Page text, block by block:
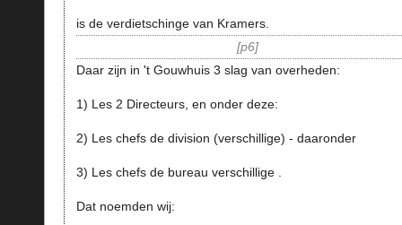
is de verdietschinge van Kramers.
p6
Daar zijn in 't Gouwhuis 3 slag van overheden:
1) Les 2 Directeurs, en onder deze:
2) Les chefs de division (verschillige) - daaronder
3) Les chefs de bureau verschillige .
Dat noemden wij: